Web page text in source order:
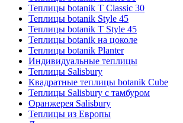
Теплицы botanik T Classic 30
Теплицы botanik Style 45
Теплицы botanik Т Style 45
Теплицы botanik на цоколе
Теплицы botanik Planter
Индивидуальные теплицы
Теплицы Salisbury
Квадратные теплицы botanik Cube
Теплицы Salisbury с тамбуром
Оранжерея Salisbury
Теплицы из Европы